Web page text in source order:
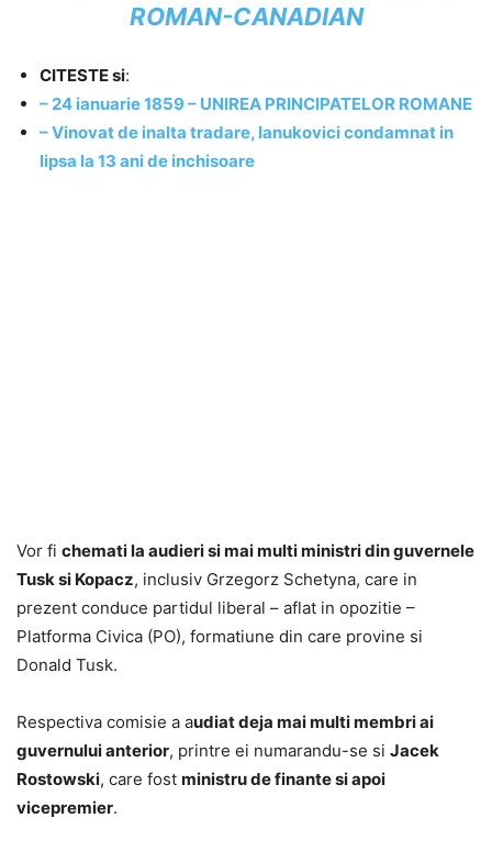
ROMAN-CANADIAN
CITESTE si:
– 24 ianuarie 1859 – UNIREA PRINCIPATELOR ROMANE
– Vinovat de inalta tradare, Ianukovici condamnat in
lipsa la 13 ani de inchisoare
Vor fi chemati la audieri si mai multi ministri din guvernele
Tusk si Kopacz, inclusiv Grzegorz Schetyna, care in
prezent conduce partidul liberal – aflat in opozitie –
Platforma Civica (PO), formatiune din care provine si
Donald Tusk.
Respectiva comisie a audiat deja mai multi membri ai
guvernului anterior, printre ei numarandu-se si Jacek
Rostowski, care fost ministru de finante si apoi
vicepremier.